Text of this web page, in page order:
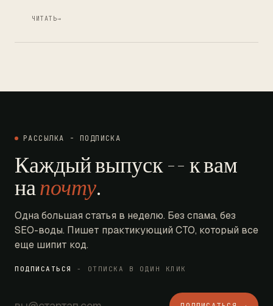
ЧИТАТЬ→
РАССЫЛКА - ПОДПИСКА
Каждый выпуск -- к вам
напочту.
Одна большая статья в неделю. Без спама, без
SEO-воды. Пишет практикующий CTO, который все
еще шипит код.
ПОДПИСАТЬСЯ - ОТПИСКА В ОДИН КЛИК